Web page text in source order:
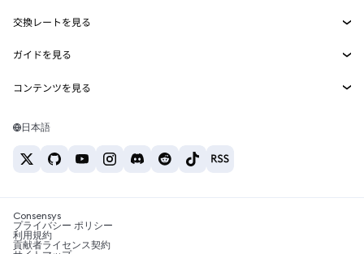
MetaMask Connect
Snaps
Web3サービス
セキュリティ
サポート
キャリア
お問い合わせ
イーサリアムの価格
Solanaの価格
Tetherの価格
交換レートを見る
ETH→USD
USDT→INR
BTC→INR
ETH→USDT
ガイドを見る
ETHの購入
USDTの購入
SHIBの購入
BNBの購入
コンテンツを見る
Solanaウォレット
税制関連ニュース
暗号資産の購入方法は？
日本語
Consensys
プライバシー ポリシー
利用規約
貢献者ライセンス契約